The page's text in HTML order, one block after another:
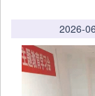
2026-